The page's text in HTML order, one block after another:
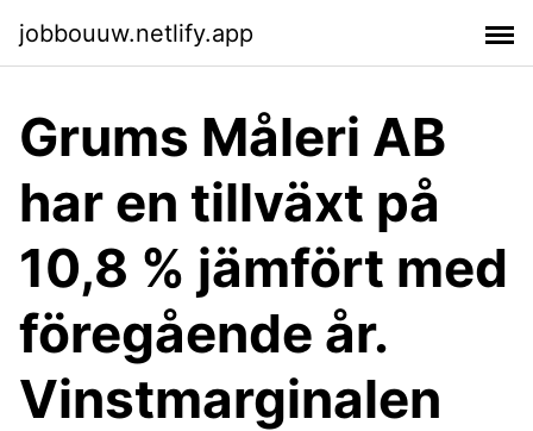
jobbouuw.netlify.app
Grums Måleri AB
har en tillväxt på
10,8 % jämfört med
föregående år.
Vinstmarginalen